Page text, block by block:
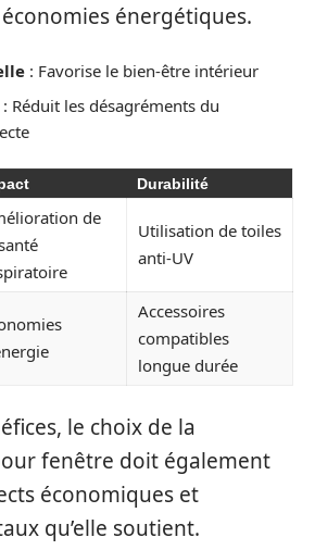
énergétiques.
: Favorise le bien-être intérieur
: Réduit les désagréments du
Durabilité
de
Utilisation de toiles
anti-UV
Accessoires
compatibles
longue durée
le choix de la
fenêtre doit également
économiques et
qu’elle soutient.